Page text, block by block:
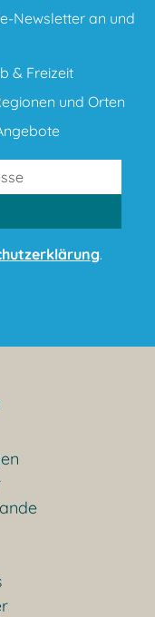
Newsletter an und
& Freizeit
und Orten
.